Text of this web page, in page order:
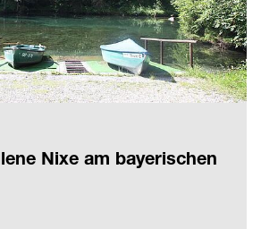
Nixe am bayerischen